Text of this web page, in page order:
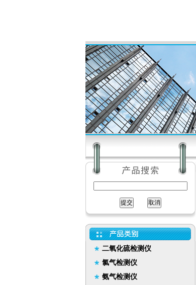
二氧化硫检测仪
氯气检测仪
氨气检测仪